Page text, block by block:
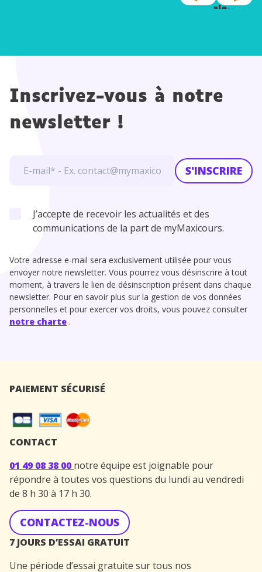
ale-
Inscrivez-vous à notre
newsletter !
S'INSCRIRE
J’accepte de recevoir les actualités et des
communications de la part de myMaxicours.
Votre adresse e-mail sera exclusivement utilisée pour vous
envoyer notre newsletter. Vous pourrez vous désinscrire à tout
moment, à travers le lien de désinscription présent dans chaque
newsletter. Pour en savoir plus sur la gestion de vos données
personnelles et pour exercer vos droits, vous pouvez consulter
notre charte .
PAIEMENT SÉCURISÉ
CONTACT
01 49 08 38 00 notre équipe est joignable pour
répondre à toutes vos questions du lundi au vendredi
de 8 h 30 à 17 h 30.
CONTACTEZ-NOUS
7 JOURS D’ESSAI GRATUIT
Une période d’essai gratuite sur tous nos